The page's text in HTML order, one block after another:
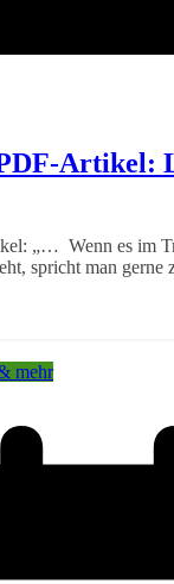
Artikel:
„… Wenn es im
spricht man gerne
mehr